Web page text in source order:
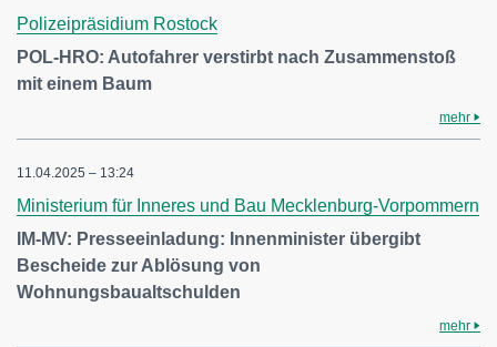
Polizeipräsidium Rostock
POL-HRO: Autofahrer verstirbt nach Zusammenstoß
mit einem Baum
mehr
11.04.2025 – 13:24
Ministerium für Inneres und Bau Mecklenburg-Vorpommern
IM-MV: Presseeinladung: Innenminister übergibt
Bescheide zur Ablösung von
Wohnungsbaualtschulden
mehr